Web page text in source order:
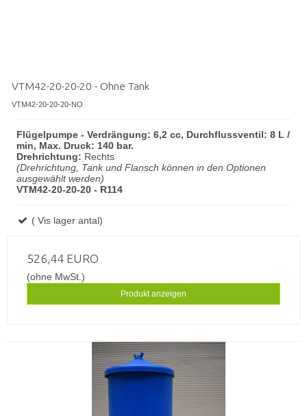
VTM42-20-20-20 - Ohne Tank
VTM42-20-20-20-NO
Flügelpumpe - Verdrängung: 6,2 cc, Durchflussventil: 8 L /
min, Max. Druck: 140 bar.
Drehrichtung: Rechts
(Drehrichtung, Tank und Flansch können in den Optionen
ausgewählt werden)
VTM42-20-20-20 - R114
( Vis lager antal)
526,44 EURO
(ohne MwSt.)
Produkt anzeigen